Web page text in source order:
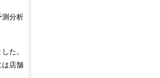
分析
た。
は店舗